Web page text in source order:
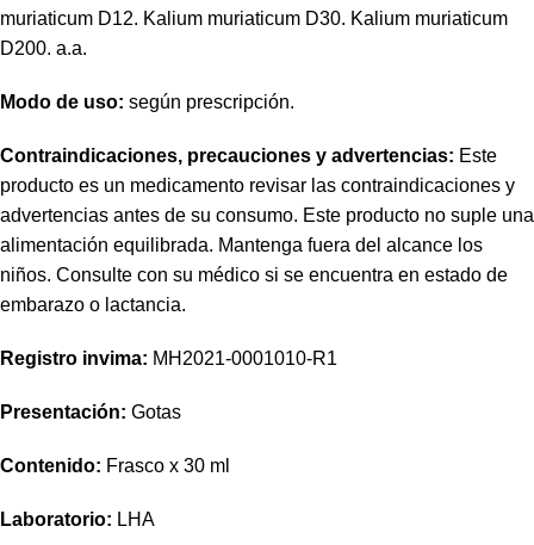
muriaticum D12. Kalium muriaticum D30. Kalium muriaticum
D200. a.a.
Modo de uso: según prescripción.
Contraindicaciones, precauciones y advertencias: Este
producto es un medicamento revisar las contraindicaciones y
advertencias antes de su consumo. Este producto no suple una
alimentación equilibrada. Mantenga fuera del alcance los
niños. Consulte con su médico si se encuentra en estado de
embarazo o lactancia.
Registro invima: MH2021-0001010-R1
Presentación: Gotas
Contenido: Frasco x 30 ml
Laboratorio: LHA